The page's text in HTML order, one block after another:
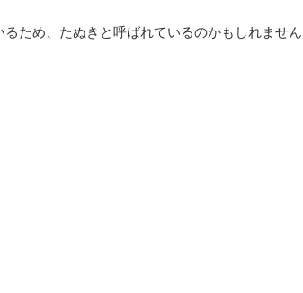
ため、たぬきと呼ばれているのかもしれません